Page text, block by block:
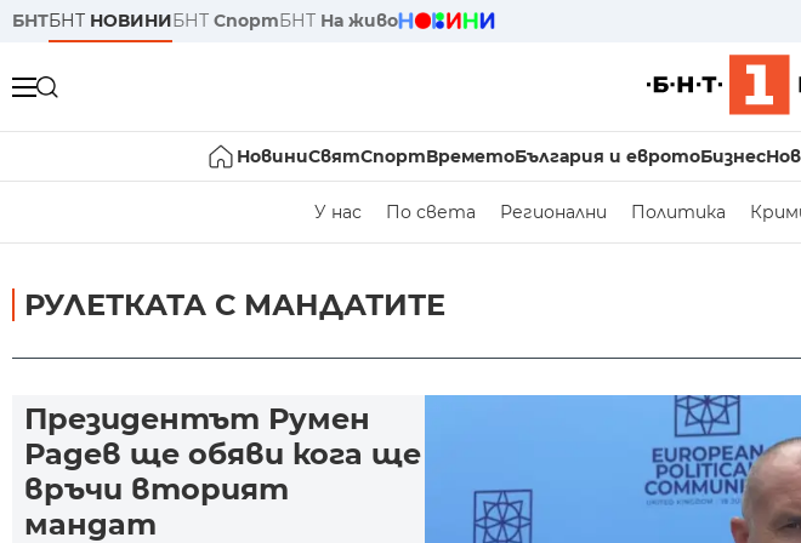
БНТБНТ НОВИНИБНТ СпортБНТ На живо
НовиниСвятСпортВреметоБългария и евротоБизнес
У нас По света Регионални Политика
РУЛЕТКАТА С МАНДАТИТЕ
Президентът Румен
Радев ще обяви кога ще
връчи вторият
мандат